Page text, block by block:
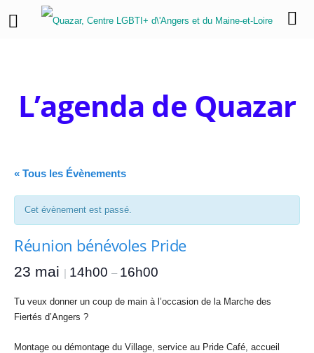
L’agenda de Quazar
« Tous les Évènements
Cet évènement est passé.
Réunion bénévoles Pride
23 mai | 14h00 – 16h00
Tu veux donner un coup de main à l’occasion de la Marche des
Fiertés d’Angers ?
Montage ou démontage du Village, service au Pride Café, accueil